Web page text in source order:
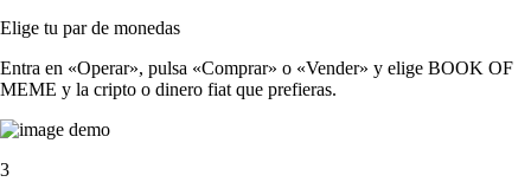
Elige tu par de monedas
Entra en «Operar», pulsa «Comprar» o «Vender» y elige BOOK OF
MEME y la cripto o dinero fiat que prefieras.
3